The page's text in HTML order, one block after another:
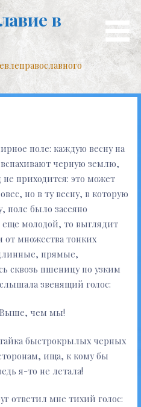
в
поле: каждую весну на
черную землю,
не приходится: это может
но в ту весну, в которую
поле было засеяно
еще молодой, то выглядит
множества тонких
прямые,
сквозь пшеницу по узким
звенящий голос:
Выше, чем мы!
быстрокрылых черных
ища, к кому бы
я-то не летала!
ответил мне тихий голос: